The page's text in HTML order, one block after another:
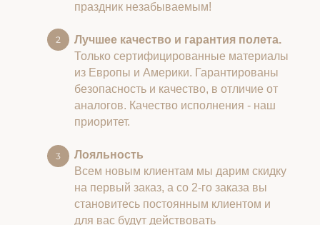
праздник незабываемым!
Лучшее качество и гарантия полета.
Только сертифицированные материалы
из Европы и Америки. Гарантированы
безопасность и качество, в отличие от
аналогов. Качество исполнения - наш
приоритет.
Лояльность
Всем новым клиентам мы дарим скидку
на первый заказ, а со 2-го заказа вы
становитесь постоянным клиентом и
для вас будут действовать